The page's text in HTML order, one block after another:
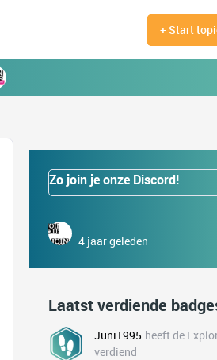
+ Start
Zo join je onze Discord!
4 jaar geleden
Laatst verdiende
Juni1995 heeft de
verdiend